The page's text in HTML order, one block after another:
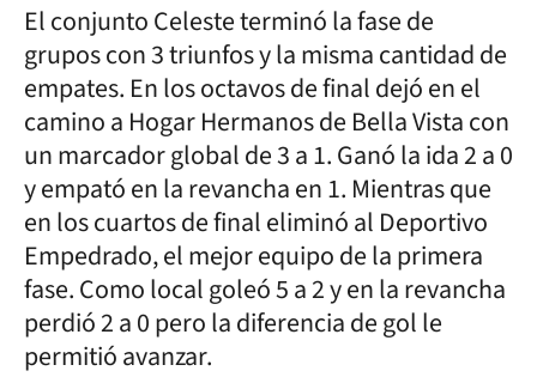
El conjunto Celeste terminó la fase de
grupos con 3 triunfos y la misma cantidad de
empates. En los octavos de final dejó en el
camino a Hogar Hermanos de Bella Vista con
un marcador global de 3 a 1. Ganó la ida 2 a 0
y empató en la revancha en 1. Mientras que
en los cuartos de final eliminó al Deportivo
Empedrado, el mejor equipo de la primera
fase. Como local goleó 5 a 2 y en la revancha
perdió 2 a 0 pero la diferencia de gol le
permitió avanzar.